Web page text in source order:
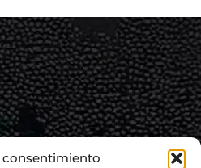
consentimiento